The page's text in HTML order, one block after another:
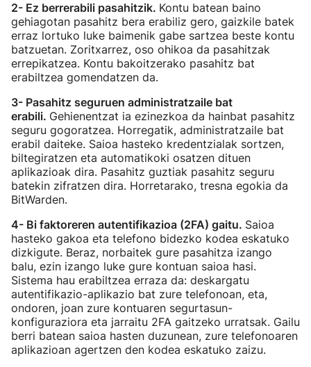
2- Ez berrerabili pasahitzik. Kontu batean baino
gehiagotan pasahitz bera erabiliz gero, gaizkile batek
erraz lortuko luke baimenik gabe sartzea beste kontu
batzuetan. Zoritxarrez, oso ohikoa da pasahitzak
errepikatzea. Kontu bakoitzerako pasahitz bat
erabiltzea gomendatzen da.
3- Pasahitz seguruen administratzaile bat
erabili. Gehienentzat ia ezinezkoa da hainbat pasahitz
seguru gogoratzea. Horregatik, administratzaile bat
erabil daiteke. Saioa hasteko kredentzialak sortzen,
biltegiratzen eta automatikoki osatzen dituen
aplikazioak dira. Pasahitz guztiak pasahitz seguru
batekin zifratzen dira. Horretarako, tresna egokia da
BitWarden.
4- Bi faktoreren autentifikazioa (2FA) gaitu. Saioa
hasteko gakoa eta telefono bidezko kodea eskatuko
dizkigute. Beraz, norbaitek gure pasahitza izango
balu, ezin izango luke gure kontuan saioa hasi.
Sistema hau erabiltzea erraza da: deskargatu
autentifikazio-aplikazio bat zure telefonoan, eta,
ondoren, joan zure kontuaren segurtasun-
konfiguraziora eta jarraitu 2FA gaitzeko urratsak. Gailu
berri batean saioa hasten duzunean, zure telefonoaren
aplikazioan agertzen den kodea eskatuko zaizu.